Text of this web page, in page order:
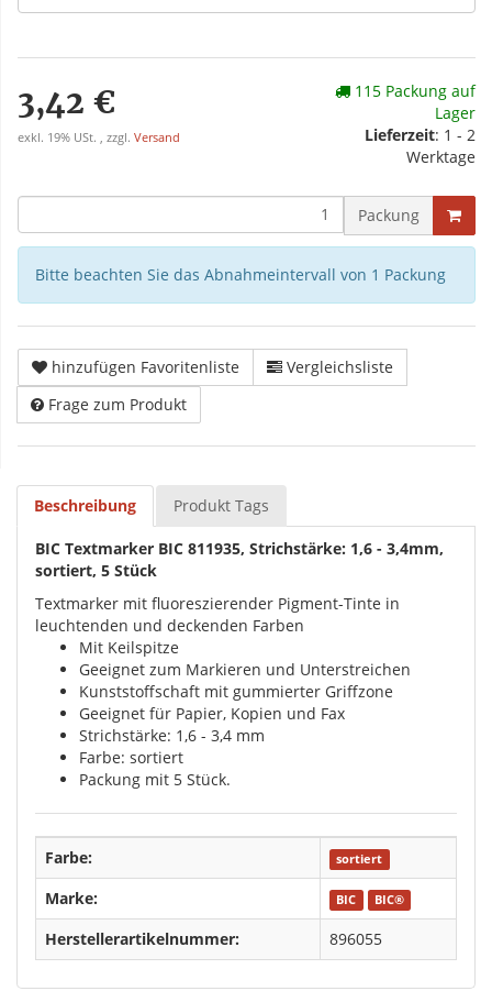
3,42 €
exkl. 19% USt. , zzgl. Versand
115 Packung auf
Lager
Lieferzeit: 1 - 2
Werktage
Packung
Bitte beachten Sie das Abnahmeintervall von 1 Packung
hinzufügen Favoritenliste
Vergleichsliste
Frage zum Produkt
Beschreibung Produkt Tags
BIC Textmarker BIC 811935, Strichstärke: 1,6 - 3,4mm,
sortiert, 5 Stück
Textmarker mit fluoreszierender Pigment-Tinte in
leuchtenden und deckenden Farben
Mit Keilspitze
Geeignet zum Markieren und Unterstreichen
Kunststoffschaft mit gummierter Griffzone
Geeignet für Papier, Kopien und Fax
Strichstärke: 1,6 - 3,4 mm
Farbe: sortiert
Packung mit 5 Stück.
Farbe: sortiert
Marke: BIC BIC®
Herstellerartikelnummer: 896055